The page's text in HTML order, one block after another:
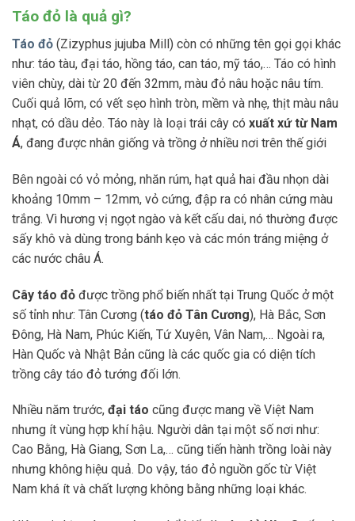
Táo đỏ là quả gì?
Táo đỏ (Zizyphus jujuba Mill) còn có những tên gọi gọi khác
như: táo tàu, đại táo, hồng táo, can táo, mỹ táo,… Táo có hình
viên chùy, dài từ 20 đến 32mm, màu đỏ nâu hoặc nâu tím.
Cuối quả lõm, có vết sẹo hình tròn, mềm và nhẹ, thịt màu nâu
nhạt, có dầu dẻo. Táo này là loại trái cây có xuất xứ từ Nam
Á, đang được nhân giống và trồng ở nhiều nơi trên thế giới
Bên ngoài có vỏ mỏng, nhăn rúm, hạt quả hai đầu nhọn dài
khoảng 10mm – 12mm, vỏ cứng, đập ra có nhân cứng màu
trắng. Vì hương vị ngọt ngào và kết cấu dai, nó thường được
sấy khô và dùng trong bánh kẹo và các món tráng miệng ở
các nước châu Á.
Cây táo đỏ được trồng phổ biến nhất tại Trung Quốc ở một
số tỉnh như: Tân Cương (táo đỏ Tân Cương), Hà Bắc, Sơn
Đông, Hà Nam, Phúc Kiến, Tứ Xuyên, Vân Nam,… Ngoài ra,
Hàn Quốc và Nhật Bản cũng là các quốc gia có diện tích
trồng cây táo đỏ tướng đối lớn.
Nhiều năm trước, đại táo cũng được mang về Việt Nam
nhưng ít vùng hợp khí hậu. Người dân tại một số nơi như:
Cao Bằng, Hà Giang, Sơn La,… cũng tiến hành trồng loài này
nhưng không hiệu quả. Do vậy, táo đỏ nguồn gốc từ Việt
Nam khá ít và chất lượng không bằng những loại khác.